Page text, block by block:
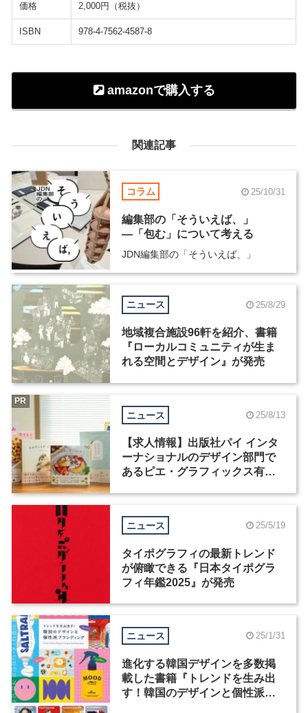
価格 2,000円（税抜）
ISBN 978-4-7562-4587-8
amazonで購入する
関連記事
コラム 25/10/31
編集部の「そういえば、」
―「包む」について考える
JDN編集部の「そういえば、」
ニュース 25/8/29
地域複合施設96軒を紹介、書籍
『ローカルコミュニティが生ま
れる空間とデザイン』が発売
ニュース 25/8/13
【求人情報】出版社パイ インタ
ーナショナルのデザイン部門で
あるピエ・グラフィックス有限
PR
ニュース 25/5/19
タイポグラフィの最新トレンド
が俯瞰できる『日本タイポグラ
フィ年鑑2025』が発売
ニュース 25/1/31
進化する韓国デザインを多数掲
載した書籍『トレンドを生み出
す！韓国のデザインと個性派ブ